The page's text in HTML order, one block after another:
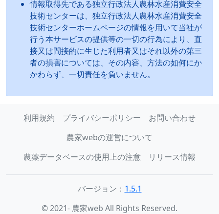
情報取得先である独立行政法人農林水産消費安全
技術センターは、独立行政法人農林水産消費安全
技術センターホームページの情報を用いて当社が
行う本サービスの提供等の一切の行為により、直
接又は間接的に生じた利用者又はそれ以外の第三
者の損害については、その内容、方法の如何にか
かわらず、一切責任を負いません。
利用規約 プライバシーポリシー
お問い合わせ
農家webの運営について
農薬データベースの使用上の注意
リリース情報
バージョン： 1.5.1
© 2021- 農家web All Rights Reserved.